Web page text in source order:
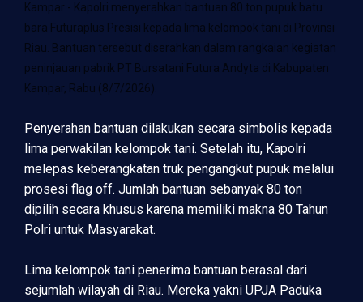
Kampar - Kapolri menyerahkan bantuan 80 ton pupuk batu
bara Futuraplus Presisi kepada lima kelompok tani di Provinsi
Riau. Bantuan tersebut diserahkan dalam rangkaian kegiatan
peninjauan pabrik PT Bursatani Futura Andyta di Kabupaten
Kampar, Rabu (8/7/2026).
Penyerahan bantuan dilakukan secara simbolis kepada
lima perwakilan kelompok tani. Setelah itu, Kapolri
melepas keberangkatan truk pengangkut pupuk melalui
prosesi flag off. Jumlah bantuan sebanyak 80 ton
dipilih secara khusus karena memiliki makna 80 Tahun
Polri untuk Masyarakat.
Lima kelompok tani penerima bantuan berasal dari
sejumlah wilayah di Riau. Mereka yakni UPJA Paduka